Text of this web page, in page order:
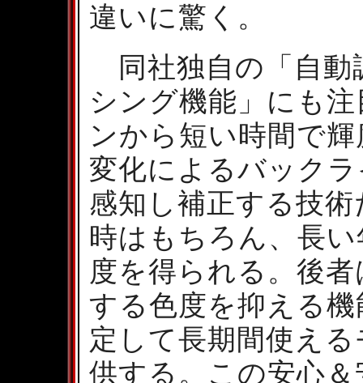
違いに驚く。
同社独自の「自動
シング機能」にも
ンから短い時間で
変化によるバック
感知し補正する技
時はもちろん、長
度を得られる。後
する色度を抑える
定して長期間使え
供する。この安心